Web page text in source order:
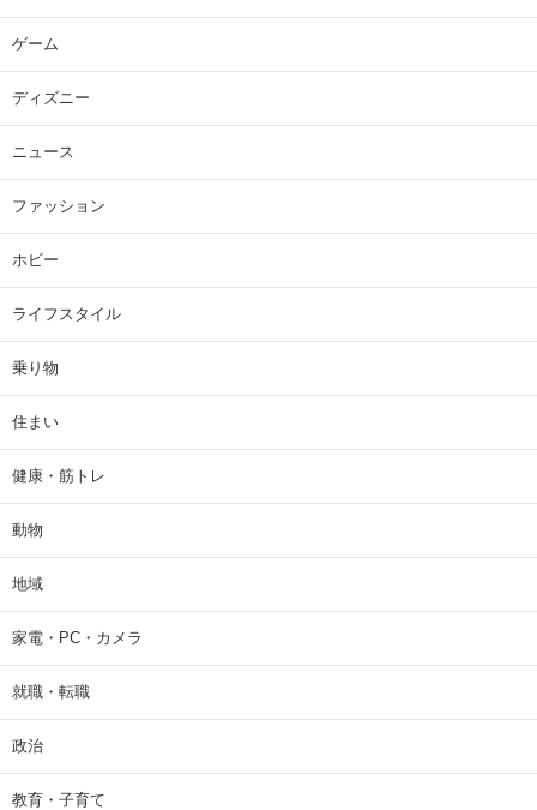
ゲーム
ディズニー
ニュース
ファッション
ホビー
ライフスタイル
乗り物
住まい
健康・筋トレ
動物
地域
家電・PC・カメラ
就職・転職
政治
教育・子育て